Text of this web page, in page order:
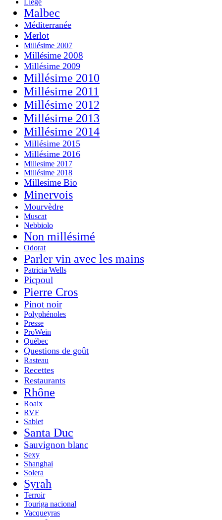
Malbec
Méditerranée
Merlot
Millésime 2007
Millésime 2008
Millésime 2009
Millésime 2010
Millésime 2011
Millésime 2012
Millésime 2013
Millésime 2014
Millésime 2015
Millésime 2016
Millesime 2017
Millésime 2018
Millesime Bio
Minervois
Mourvèdre
Muscat
Nebbiolo
Non millésimé
Odorat
Parler vin avec les mains
Patricia Wells
Picpoul
Pierre Cros
Pinot noir
Polyphénoles
Presse
ProWein
Québec
Questions de goût
Rasteau
Recettes
Restaurants
Rhône
Roaix
RVF
Sablet
Santa Duc
Sauvignon blanc
Sexy
Shanghai
Solera
Syrah
Terroir
Touriga nacional
Vacqueyras